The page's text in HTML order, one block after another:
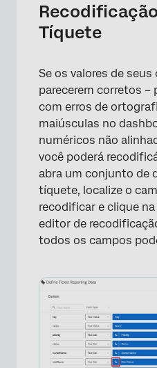
Tíquete
Se os valores de
parecerem corretos –
com erros de
maiúsculas no
numéricos não
você poderá
abra um conjunto de
tíquete, localize o
recodificar e clique
editor de
todos os campos